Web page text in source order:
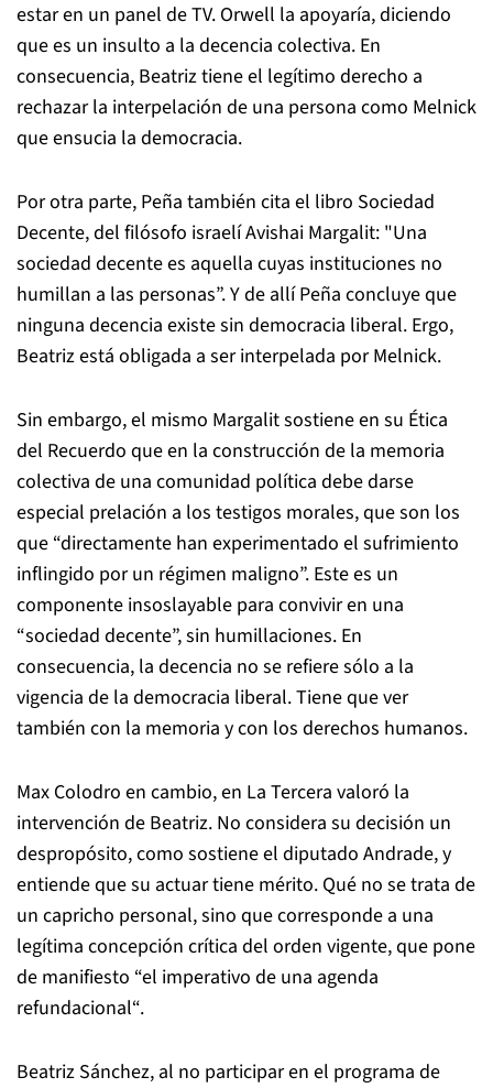
estar en un panel de TV. Orwell la apoyaría, diciendo
que es un insulto a la decencia colectiva. En
consecuencia, Beatriz tiene el legítimo derecho a
rechazar la interpelación de una persona como Melnick
que ensucia la democracia.
Por otra parte, Peña también cita el libro Sociedad
Decente,del filósofo israelí Avishai Margalit: "Una
sociedad decente es aquella cuyas instituciones no
humillan a las personas”. Y de allí Peña concluye que
ninguna decencia existe sin democracia liberal. Ergo,
Beatriz está obligada a ser interpelada por Melnick.
Sin embargo, el mismo Margalit sostiene en su Ética
del Recuerdo que en la construcción de la memoria
colectiva de una comunidad política debe darse
especial prelación a los testigos morales, que son los
que “directamente han experimentado el sufrimiento
inflingido por un régimen maligno”. Este es un
componente insoslayable para convivir en una
“sociedad decente”, sin humillaciones. En
consecuencia, la decencia no se refiere sólo a la
vigencia de la democracia liberal. Tiene que ver
también con la memoria y con los derechos humanos.
Max Colodro en cambio, en La Tercera valoró la
intervención de Beatriz. No considera su decisión un
despropósito, como sostiene el diputado Andrade, y
entiende que su actuar tiene mérito. Qué no se trata de
un capricho personal, sino que corresponde a una
legítima concepción crítica del orden vigente, que pone
de manifiesto “el imperativo de una agenda
refundacional“.
Beatriz Sánchez, al no participar en el programa de